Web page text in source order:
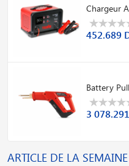
Chargeur
452.689
Battery
3
ARTICLE DE LA SEMAINE